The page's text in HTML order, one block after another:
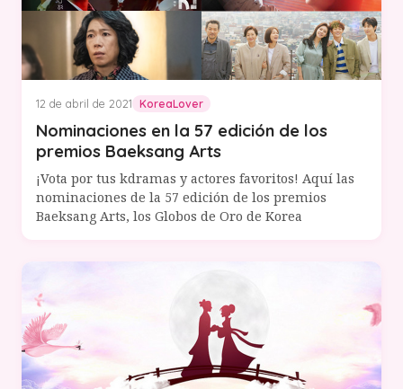
12 de abril de 2021 KoreaLover
Nominaciones en la 57 edición de los
premios Baeksang Arts
¡Vota por tus kdramas y actores favoritos! Aquí las
nominaciones de la 57 edición de los premios
Baeksang Arts, los Globos de Oro de Korea